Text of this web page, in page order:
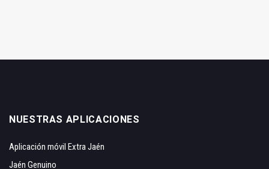
NUESTRAS APLICACIONES
Aplicación móvil Extra Jaén
Jaén Genuino